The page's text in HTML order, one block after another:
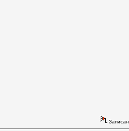
Записан